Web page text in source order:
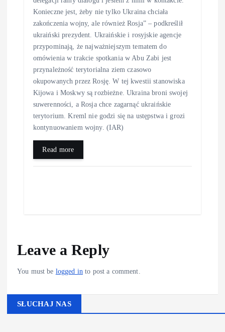
Konieczne jest, żeby nie tylko Ukraina chciała
zakończenia wojny, ale również Rosja” – podkreślił
ukraiński prezydent. Ukraińskie i rosyjskie agencje
przypominają, że najważniejszym tematem do
omówienia w trakcie spotkania w Abu Zabi jest
przynależność terytorialna ziem czasowo
okupowanych przez Rosję. W tej kwestii stanowiska
Kijowa i Moskwy są rozbieżne. Ukraina broni swojej
suwerenności, a Rosja chce zagarnąć ukraińskie
terytorium. Kreml nie godzi się na ustępstwa i grozi
kontynuowaniem wojny. (IAR)
Read more
Leave a Reply
You must be logged in to post a comment.
SŁUCHAJ NAS